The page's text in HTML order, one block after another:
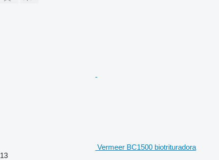
Vermeer BC1500 biotrituradora
13